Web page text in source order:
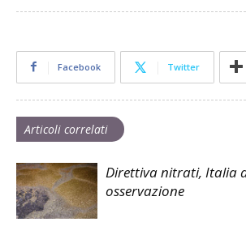
Facebook Twitter
Articoli correlati
Direttiva nitrati, Italia
osservazione